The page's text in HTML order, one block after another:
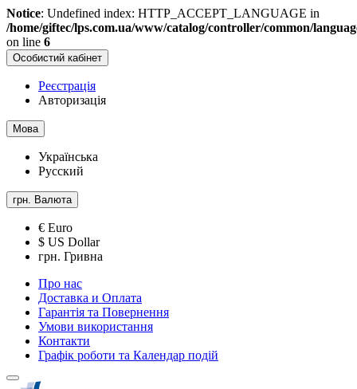
Notice: Undefined index: HTTP_ACCEPT_LANGUAGE in
/home/giftec/lps.com.ua/www/catalog/controller/common/
on line 6
Особистий кабінет
Реєстрація
Авторизація
Мова
Українська
Русский
грн. Валюта
€ Euro
$ US Dollar
грн. Гривна
Про нас
Доставка и Оплата
Гарантія та Повернення
Умови використання
Контакти
Графік роботи та Календар подій